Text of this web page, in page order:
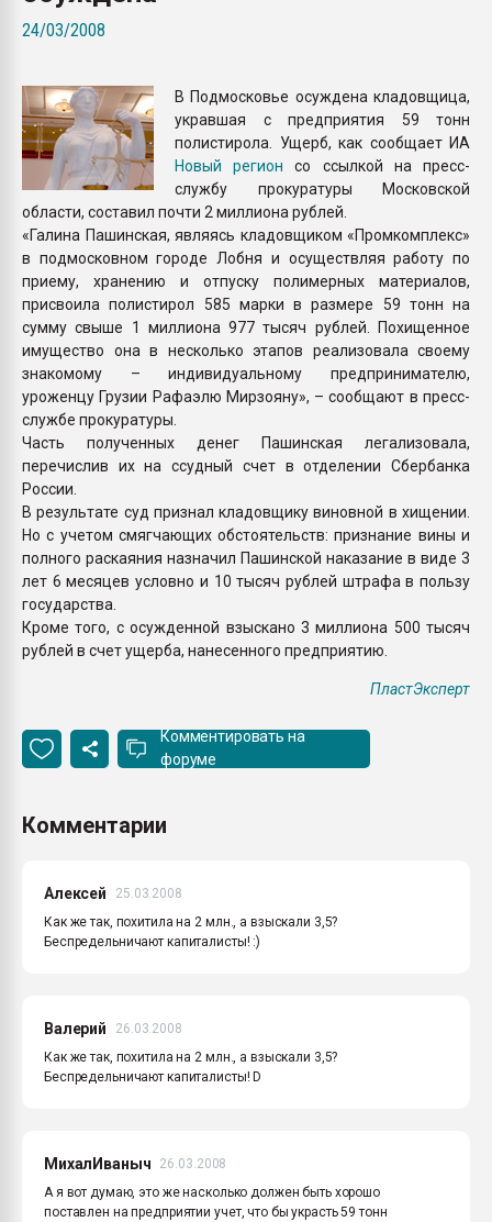
ПЕРЕЙТИ НА
24/03/2008
В Подмосковье осуждена кладовщица,
укравшая с предприятия 59 тонн
полистирола. Ущерб, как сообщает ИА
Новый регион со ссылкой на пресс-
службу прокуратуры Московской
области, составил почти 2 миллиона рублей.
«Галина Пашинская, являясь кладовщиком «Промкомплекс»
в подмосковном городе Лобня и осуществляя работу по
приему, хранению и отпуску полимерных материалов,
присвоила полистирол 585 марки в размере 59 тонн на
сумму свыше 1 миллиона 977 тысяч рублей. Похищенное
имущество она в несколько этапов реализовала своему
знакомому – индивидуальному предпринимателю,
уроженцу Грузии Рафаэлю Мирзояну», – сообщают в пресс-
службе прокуратуры.
Часть полученных денег Пашинская легализовала,
перечислив их на ссудный счет в отделении Сбербанка
России.
В результате суд признал кладовщику виновной в хищении.
Но с учетом смягчающих обстоятельств: признание вины и
полного раскаяния назначил Пашинской наказание в виде 3
лет 6 месяцев условно и 10 тысяч рублей штрафа в пользу
государства.
Кроме того, с осужденной взыскано 3 миллиона 500 тысяч
рублей в счет ущерба, нанесенного предприятию.
ПластЭксперт
Комментировать на
форуме
Комментарии
Алексей
25.03.2008
Как же так, похитила на 2 млн., а взыскали 3,5?
Беспредельничают капиталисты! :)
Валерий
26.03.2008
Как же так, похитила на 2 млн., а взыскали 3,5?
Беспредельничают капиталисты! D
МихалИваныч
26.03.2008
А я вот думаю, это же насколько должен быть хорошо
поставлен на предприятии учет, что бы украсть 59 тонн